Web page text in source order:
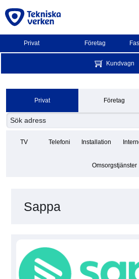
Privat Företag
Kundvagn
Privat Företag
TV Telefoni Installation
Omsorgstjänster
Sappa